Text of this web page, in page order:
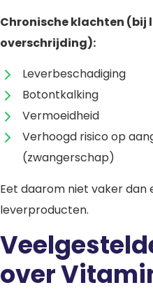
Chronische klachten (bij
overschrijding):
Leverbeschadiging
Botontkalking
Vermoeidheid
Verhoogd risico op
(zwangerschap)
Eet daarom niet vaker dan
leverproducten.
over